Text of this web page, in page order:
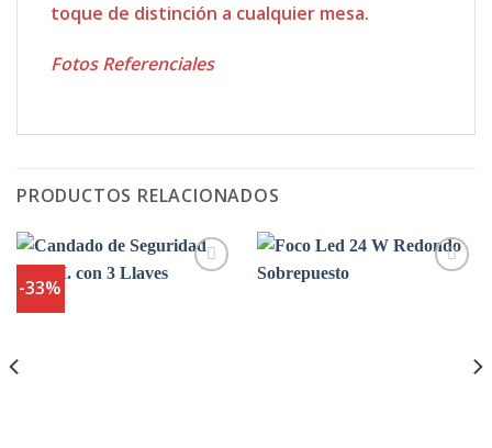
toque de distinción a cualquier mesa.
Fotos Referenciales
PRODUCTOS RELACIONADOS
-33%